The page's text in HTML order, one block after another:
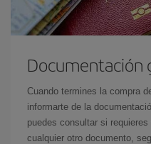
Documentación
Cuando termines la compra
informarte de la
puedes consultar si
cualquier otro documento,